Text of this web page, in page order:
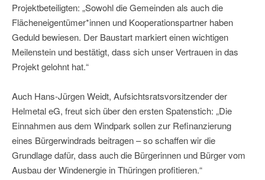
Projektbeteiligten: „Sowohl die Gemeinden als auch die
Flächeneigentümer*innen und Kooperationspartner haben
Geduld bewiesen. Der Baustart markiert einen wichtigen
Meilenstein und bestätigt, dass sich unser Vertrauen in das
Projekt gelohnt hat.“
Auch Hans-Jürgen Weidt, Aufsichtsratsvorsitzender der
Helmetal eG, freut sich über den ersten Spatenstich: „Die
Einnahmen aus dem Windpark sollen zur Refinanzierung
eines Bürgerwindrads beitragen – so schaffen wir die
Grundlage dafür, dass auch die Bürgerinnen und Bürger vom
Ausbau der Windenergie in Thüringen profitieren.“